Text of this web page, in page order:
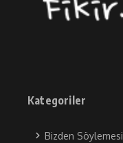
Kategoriler
Bizden Söylemesi